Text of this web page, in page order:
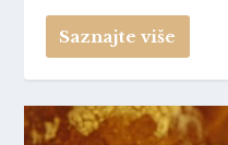
Saznajte više